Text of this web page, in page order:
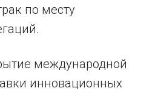
по месту
международной
инновационных